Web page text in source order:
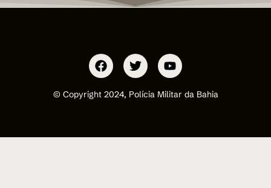
© Copyright 2024, Polícia Militar da Bahia